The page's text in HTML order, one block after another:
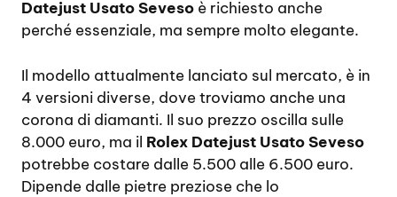
Datejust Usato Seveso è richiesto anche
perché essenziale, ma sempre molto elegante.
Il modello attualmente lanciato sul mercato, è in
4 versioni diverse, dove troviamo anche una
corona di diamanti. Il suo prezzo oscilla sulle
8.000 euro, ma il Rolex Datejust Usato Seveso
potrebbe costare dalle 5.500 alle 6.500 euro.
Dipende dalle pietre preziose che lo